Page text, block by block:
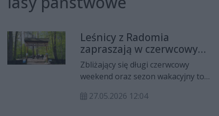
Leśnicy z Radomia
zapraszają w czerwcowy
weekend. O tym trzeba
pamiętać (WIDEO)
Zbliżający się długi czerwcowy
weekend oraz sezon wakacyjny to
turystów wypoczywa w lasach.
27.05.2026 12:04